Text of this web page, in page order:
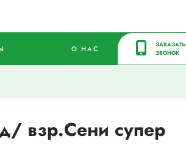
О НАС
ЗАКАЗАТЬ
ЗВОНОК
взр.Сени супер